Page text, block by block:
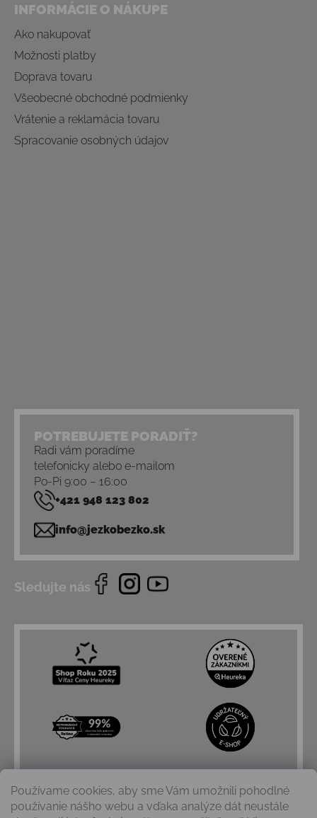
Používame cookies, aby sme Vám umožnili pohodlné
používanie nášho webu a vďaka analýze dát neustále
INFORMÁCIE O NÁKUPE
Ako nakupovať
Možnosti platby
Doprava tovaru
Všeobecné obchodné podmienky
Vrátenie a reklamácia tovaru
Spracovanie osobných údajov
POTREBUJETE PORADIŤ?
Radi vám poradíme
telefonicky alebo e-mailom
Po-Pi 9:00 – 16:00
+421 948 123 802
info@jezkobezko.sk
Sledujte nás